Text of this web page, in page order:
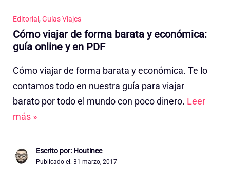
Editorial ,Guías Viajes
Cómo viajar de forma barata y económica:
guía online y en PDF
Cómo viajar de forma barata y económica. Te lo
contamos todo en nuestra guía para viajar
barato por todo el mundo con poco dinero. Leer
más »
Escrito por: Houtinee
Publicado el: 31 marzo, 2017